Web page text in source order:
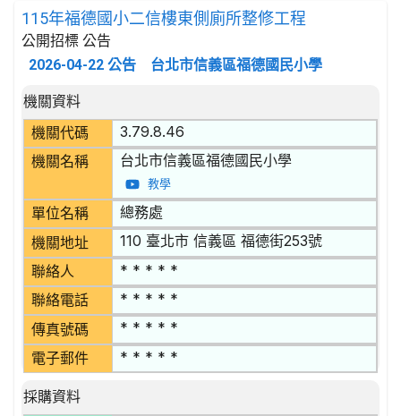
115年福德國小二信樓東側廁所整修工程
公開招標 公告
2026-04-22 公告 台北市信義區福德國民小學
招標公告詳細內容
機關資料
機關代碼
3.79.8.46
機關名稱 台北市信義區福德國民小學
教學
單位名稱 總務處
機關地址 110 臺北市 信義區 福德街253號
聯絡人 * * * * *
聯絡電話 * * * * *
傳真號碼 * * * * *
電子郵件 * * * * *
採購資料